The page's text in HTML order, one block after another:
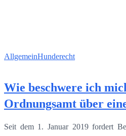
AllgemeinHunderecht
Wie beschwere ich
Ordnungsamt über
Seit dem 1. Januar 2019 fordert